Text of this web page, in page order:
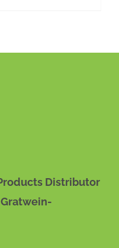
Distributor
Gratwein-